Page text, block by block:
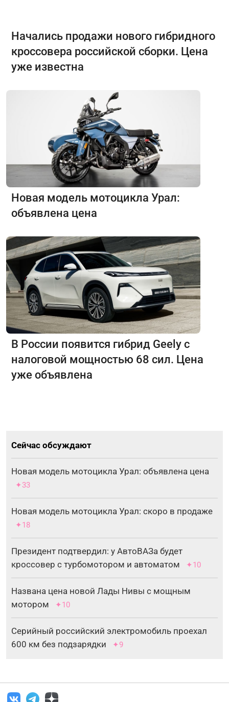
Начались продажи нового гибридного
кроссовера российской сборки. Цена
уже известна
Новая модель мотоцикла Урал:
объявлена цена
В России появится гибрид Geely с
налоговой мощностью 68 сил. Цена
уже объявлена
Сейчас обсуждают
Новая модель мотоцикла Урал: объявлена цена
✦33
Новая модель мотоцикла Урал: скоро в продаже
✦18
Президент подтвердил: у АвтоВАЗа будет
кроссовер с турбомотором и автоматом
✦10
Названа цена новой Лады Нивы с мощным
мотором
✦10
Серийный российский электромобиль проехал
600 км без подзарядки
✦9